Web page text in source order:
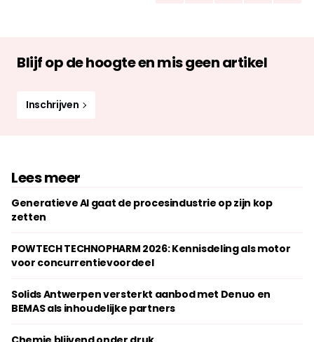
Blijf op de hoogte en mis geen artikel
Inschrijven
Lees meer
Generatieve AI gaat de procesindustrie op zijn kop
zetten
POWTECH TECHNOPHARM 2026: Kennisdeling als motor
voor concurrentievoordeel
Solids Antwerpen versterkt aanbod met Denuo en
BEMAS als inhoudelijke partners